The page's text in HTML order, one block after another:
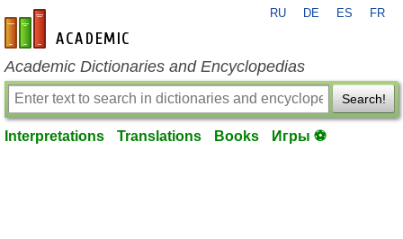
en-academic.com
RU DE ES FR
Academic Dictionaries and Encyclopedias
Search!
Interpretations Translations Books Игры ⚽